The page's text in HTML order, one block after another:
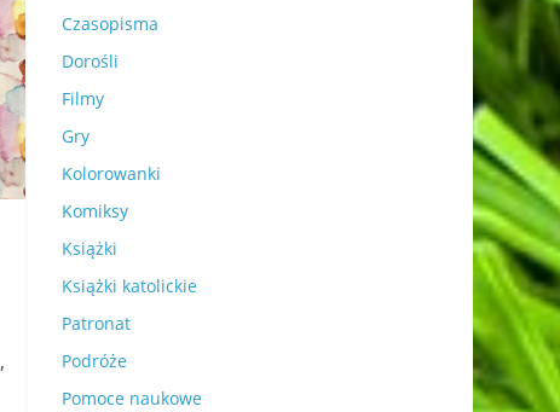
,
Czasopisma
Dorośli
Filmy
Gry
Kolorowanki
Komiksy
Książki
Książki katolickie
Patronat
Podróże
Pomoce naukowe